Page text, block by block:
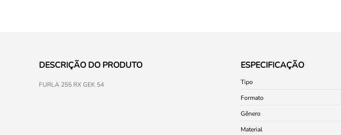
DESCRIÇÃO DO PRODUTO
FURLA 255 RX GEK 54
ESPECIFICAÇÃO
Tipo
Formato
Gênero
Material